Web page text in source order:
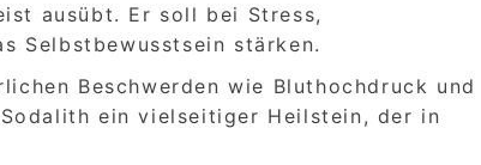
ausübt. Er soll bei Stress,
Selbstbewusstsein stärken.
Beschwerden wie Bluthochdruck und
ein vielseitiger Heilstein, der in